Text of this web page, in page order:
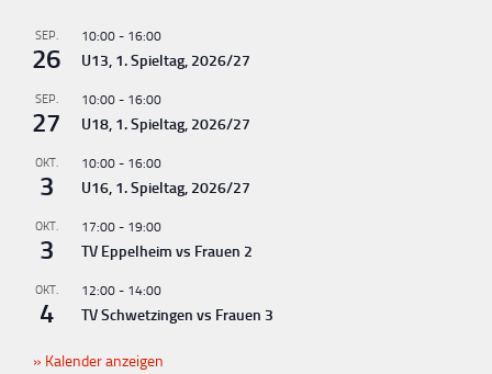
u
n
g
-
N
a
v
i
g
a
t
SEP.
26
10:00 - 16:00
U13, 1. Spieltag, 2026/27
SEP.
27
10:00 - 16:00
U18, 1. Spieltag, 2026/27
OKT.
3
10:00 - 16:00
U16, 1. Spieltag, 2026/27
OKT.
3
17:00 - 19:00
TV Eppelheim vs Frauen 2
OKT.
4
12:00 - 14:00
TV Schwetzingen vs Frauen 3
Kalender anzeigen